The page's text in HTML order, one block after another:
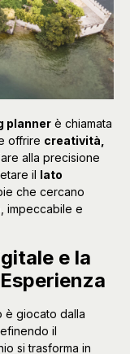
planner è chiamata
offrire creatività,
alla precisione
il lato
che cercano
impeccabile e
e la
è giocato dalla
il
si trasforma in